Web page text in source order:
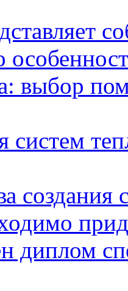
выбор
систем
создания
диплом